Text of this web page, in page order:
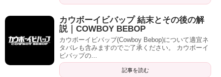
カウボーイビバップ 結末とその後の解
説｜COWBOY BEBOP
カウボーイビバップ(Cowboy Bebop)について適宜ネ
タバレも含みますのでご了承ください。 カウボーイ
ビバップの...
記事を読む